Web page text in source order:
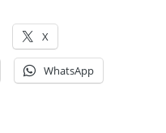
X
WhatsApp